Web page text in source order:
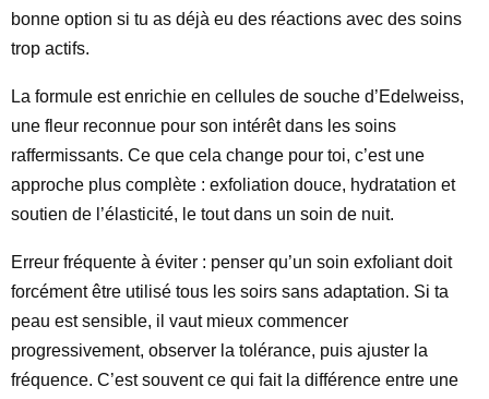
bonne option si tu as déjà eu des réactions avec des soins
trop actifs.
La formule est enrichie en cellules de souche d’Edelweiss,
une fleur reconnue pour son intérêt dans les soins
raffermissants. Ce que cela change pour toi, c’est une
approche plus complète : exfoliation douce, hydratation et
soutien de l’élasticité, le tout dans un soin de nuit.
Erreur fréquente à éviter : penser qu’un soin exfoliant doit
forcément être utilisé tous les soirs sans adaptation. Si ta
peau est sensible, il vaut mieux commencer
progressivement, observer la tolérance, puis ajuster la
fréquence. C’est souvent ce qui fait la différence entre une